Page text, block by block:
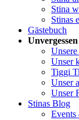
Stina
Stinas
Gästebuch
Unvergessen
Unser
Tiggi
Unser
Unser
Stinas Blog
Events